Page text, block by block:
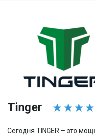
Tinger
Сегодня TINGER – это